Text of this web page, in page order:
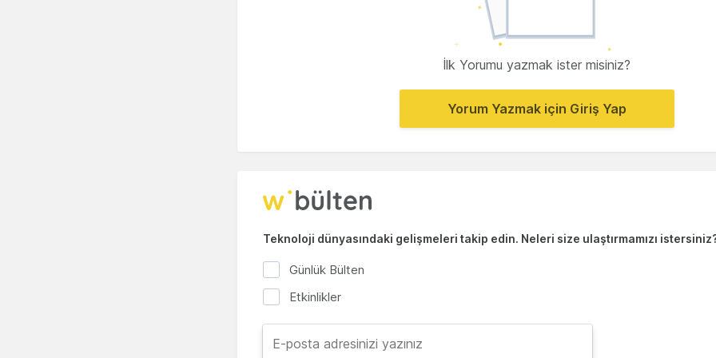
İlk Yorumu yazmak ister misiniz?
Yorum Yazmak için Giriş Yap
Teknoloji dünyasındaki gelişmeleri takip edin. Neleri size ulaştırmamızı
Günlük Bülten
Etkinlikler